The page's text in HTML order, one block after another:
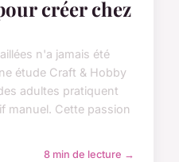
créer chez
n'a jamais été
étude Craft & Hobby
adultes pratiquent
manuel. Cette passion
8 min de lecture →